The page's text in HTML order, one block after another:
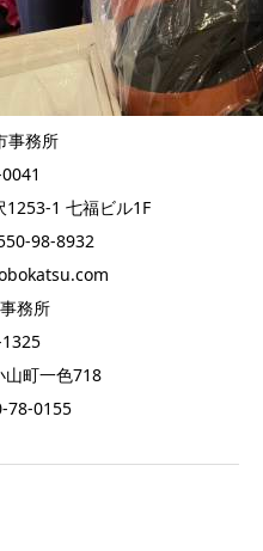
事務所
1253-1 七福ビル1F
98-8932
務所
山町一色718
78-0155